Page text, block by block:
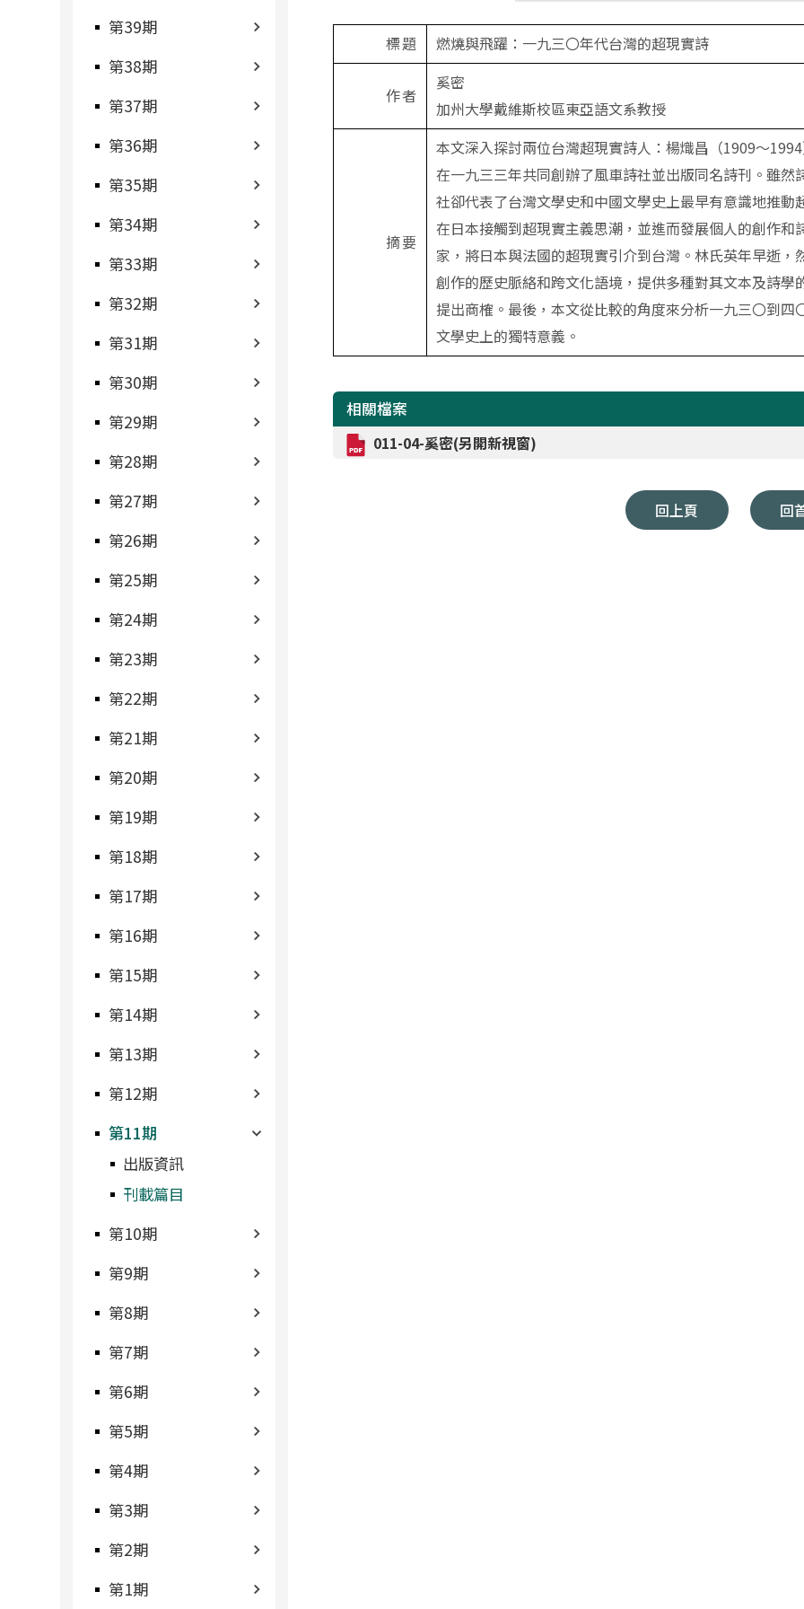
第39期
第38期
第37期
第36期
第35期
第34期
第33期
第32期
第31期
第30期
第29期
第28期
第27期
第26期
第25期
第24期
第23期
第22期
第21期
第20期
第19期
第18期
第17期
第16期
第15期
第14期
第13期
第12期
第11期
出版資訊
刊載篇目
第10期
第9期
第8期
第7期
第6期
第5期
第4期
第3期
第2期
第1期
標題 燃燒與飛躍：一九三〇年代台灣的超現實詩
作者
奚密
加州大學戴維斯校區東亞語文系教授
摘要
本文深入探討兩位台灣超現實詩人：楊熾昌（1909～
在一九三三年共同創辦了風車詩社並出版同名詩刊。雖
社卻代表了台灣文學史和中國文學史上最早有意識地推
在日本接觸到超現實主義思潮，並進而發展個人的創作
家，將日本與法國的超現實引介到台灣。林氏英年早逝
創作的歷史脈絡和跨文化語境，提供多種對其文本及詩
提出商榷。最後，本文從比較的角度來分析一九三〇到
文學史上的獨特意義。
相關檔案
011-04-奚密(另開新視窗)
回上頁 回